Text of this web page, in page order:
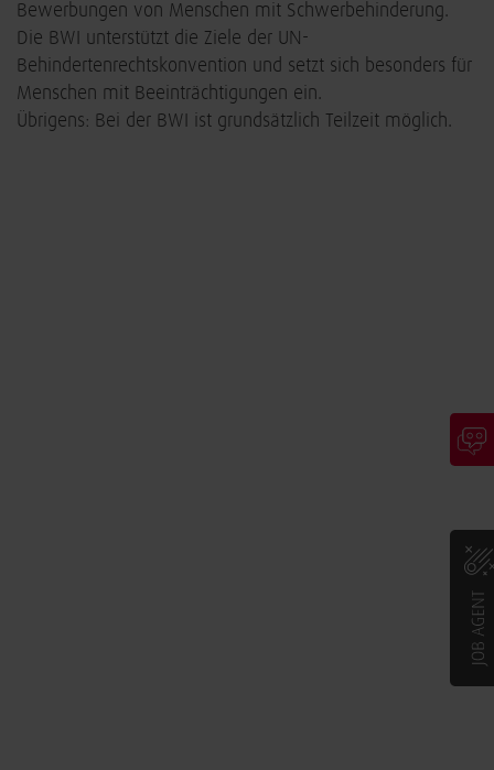
Bewerbungen von Menschen mit Schwerbehinderung.
Die BWI unterstützt die Ziele der UN-
Behindertenrechtskonvention und setzt sich besonders für
Menschen mit Beeinträchtigungen ein.
Übrigens: Bei der BWI ist grundsätzlich Teilzeit möglich.